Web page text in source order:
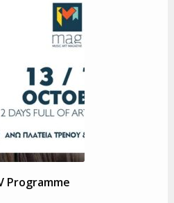
Programme